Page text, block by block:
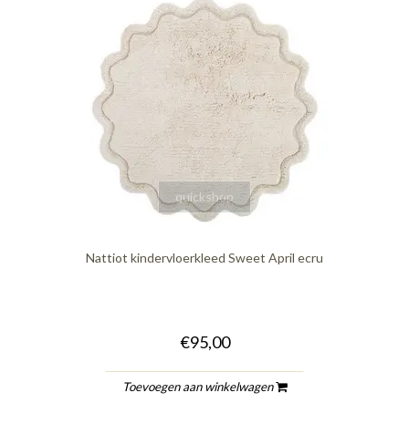
quickshop
Nattiot kindervloerkleed Sweet April ecru
€95,00
Toevoegen aan winkelwagen